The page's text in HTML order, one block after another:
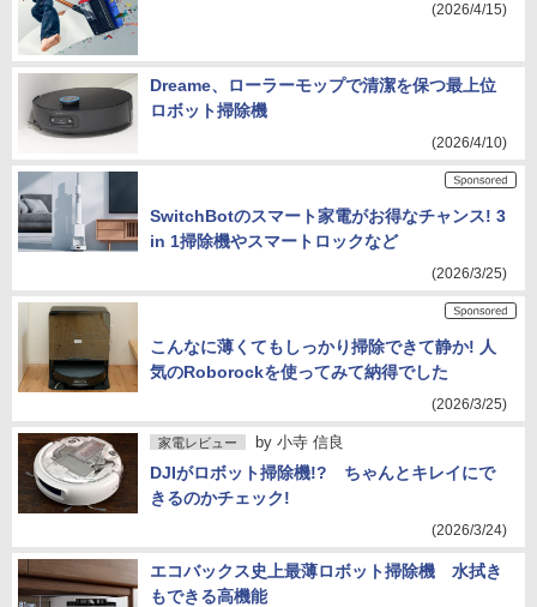
(2026/4/15)
Dreame、ローラーモップで清潔を保つ最上位
ロボット掃除機
(2026/4/10)
SwitchBotのスマート家電がお得なチャンス! 3
in 1掃除機やスマートロックなど
(2026/3/25)
こんなに薄くてもしっかり掃除できて静か! 人
気のRoborockを使ってみて納得でした
(2026/3/25)
家電レビュー by 小寺 信良
DJIがロボット掃除機!? ちゃんとキレイにで
きるのかチェック!
(2026/3/24)
エコバックス史上最薄ロボット掃除機 水拭き
もできる高機能